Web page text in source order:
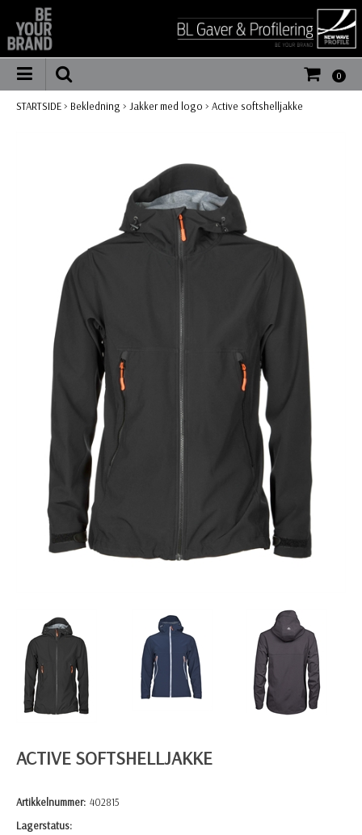
0
STARTSIDE> Bekledning > Jakker med logo > Active softshelljakke
ACTIVE SOFTSHELLJAKKE
Artikkelnummer: 402815
Lagerstatus: